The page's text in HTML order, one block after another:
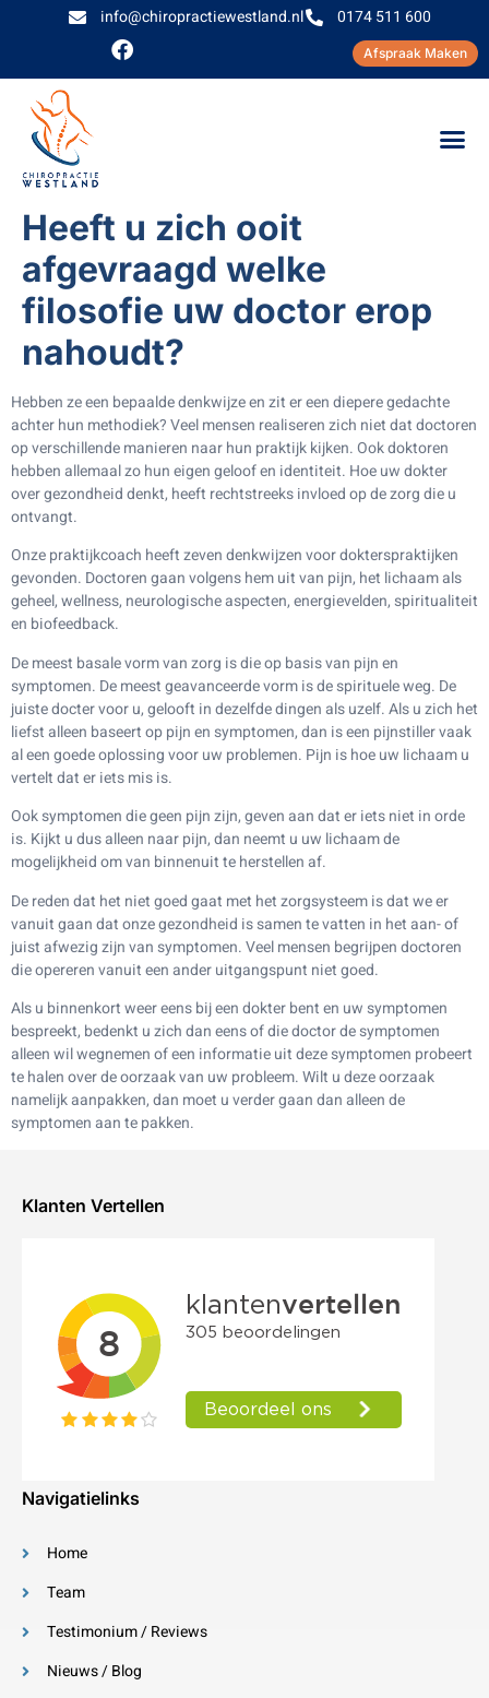
info@chiropractiewestland.nl 0174 511 600
Afspraak Maken
Heeft u zich ooit
afgevraagd welke
filosofie uw doctor erop
nahoudt?
Hebben ze een bepaalde denkwijze en zit er een diepere gedachte
achter hun methodiek? Veel mensen realiseren zich niet dat doctoren
op verschillende manieren naar hun praktijk kijken. Ook doktoren
hebben allemaal zo hun eigen geloof en identiteit. Hoe uw dokter
over gezondheid denkt, heeft rechtstreeks invloed op de zorg die u
ontvangt.
Onze praktijkcoach heeft zeven denkwijzen voor dokterspraktijken
gevonden. Doctoren gaan volgens hem uit van pijn, het lichaam als
geheel, wellness, neurologische aspecten, energievelden, spiritualiteit
en biofeedback.
De meest basale vorm van zorg is die op basis van pijn en
symptomen. De meest geavanceerde vorm is de spirituele weg. De
juiste docter voor u, gelooft in dezelfde dingen als uzelf. Als u zich het
liefst alleen baseert op pijn en symptomen, dan is een pijnstiller vaak
al een goede oplossing voor uw problemen. Pijn is hoe uw lichaam u
vertelt dat er iets mis is.
Ook symptomen die geen pijn zijn, geven aan dat er iets niet in orde
is. Kijkt u dus alleen naar pijn, dan neemt u uw lichaam de
mogelijkheid om van binnenuit te herstellen af.
De reden dat het niet goed gaat met het zorgsysteem is dat we er
vanuit gaan dat onze gezondheid is samen te vatten in het aan- of
juist afwezig zijn van symptomen. Veel mensen begrijpen doctoren
die opereren vanuit een ander uitgangspunt niet goed.
Als u binnenkort weer eens bij een dokter bent en uw symptomen
bespreekt, bedenkt u zich dan eens of die doctor de symptomen
alleen wil wegnemen of een informatie uit deze symptomen probeert
te halen over de oorzaak van uw probleem. Wilt u deze oorzaak
namelijk aanpakken, dan moet u verder gaan dan alleen de
symptomen aan te pakken.
Klanten Vertellen
Navigatielinks
Home
Team
Testimonium / Reviews
Nieuws / Blog